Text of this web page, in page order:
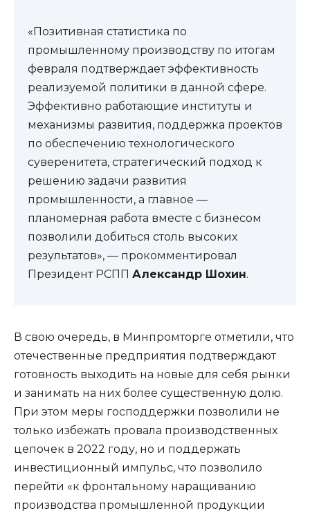
«Позитивная статистика по
промышленному производству по итогам
февраля подтверждает эффективность
реализуемой политики в данной сфере.
Эффективно работающие институты и
механизмы развития, поддержка проектов
по обеспечению технологического
суверенитета, стратегический подход к
решению задачи развития
промышленности, а главное —
планомерная работа вместе с бизнесом
позволили добиться столь высоких
результатов», — прокомментировал
Президент РСПП Александр Шохин.
В свою очередь, в Минпромторге отметили, что
отечественные предприятия подтверждают
готовность выходить на новые для себя рынки
и занимать на них более существенную долю.
При этом меры господдержки позволили не
только избежать провала производственных
цепочек в 2022 году, но и поддержать
инвестиционный импульс, что позволило
перейти «к фронтальному наращиванию
производства промышленной продукции